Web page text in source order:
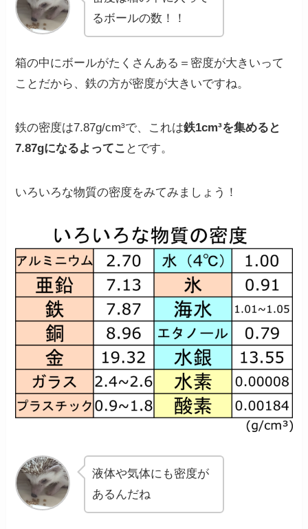
るボールの数！！
箱の中にボールがたくさんある＝密度が大きいって
ことだから、鉄の方が密度が大きいですね。
鉄の密度は7.87g/cm³で、これは鉄1cm³を集めると
7.87gになるよってこ とです。
いろいろな物質の密度をみてみましょう！
液体や気体にも密度が
あるんだね